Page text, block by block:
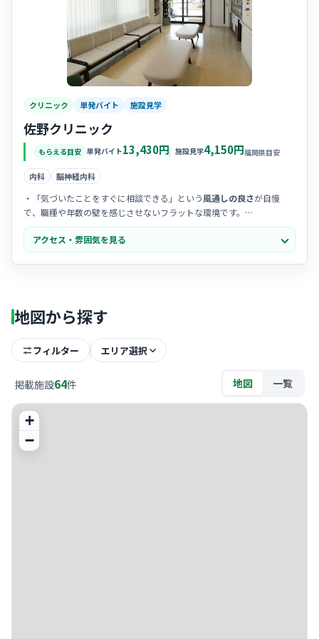
クリニック 単発バイト 施設見学
佐野クリニック
もらえる目安 単発バイト13,430円 施設見学4,150円福岡県目安
内科 脳神経内科
・「気づいたことをすぐに相談できる」という風通しの良さが自慢
で、職種や年数の壁を感じさせないフラットな環境です。
・スタッフ全員で「より良い医療」を追求する前向きな姿勢があり、
チームワーク を重視して助け合う文化が深く浸透しています。
・院内は明るく清潔感にあふれており、患者様もスタッフもリラック
アクセス・雰囲気を見る
地図から探す
フィルター エリア選択
掲載施設64件 地図 一覧
+
−